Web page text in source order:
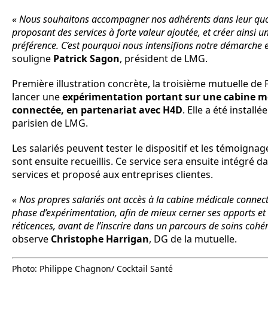
« Nous souhaitons accompagner nos adhérents dans leur
proposant des services à forte valeur ajoutée, et créer ainsi
préférence. C’est pourquoi nous intensifions notre démarche
souligne Patrick Sagon, président de LMG.
Première illustration concrète, la troisième mutuelle de
lancer uneexpérimentation portant sur une cabine
connectée, en partenariat avec H4D. Elle a été
parisien de LMG.
Les salariés peuvent tester le dispositif et les
sont ensuite recueillis. Ce service sera ensuite intégré
services et proposé aux entreprises clientes.
« Nos propres salariés ont accès à la cabine médicale
phase d’expérimentation, afin de mieux cerner ses apports et
réticences, avant de l’inscrire dans un parcours de soins
observe Christophe Harrigan, DG de la mutuelle.
Photo: Philippe Chagnon/ Cocktail Santé